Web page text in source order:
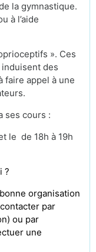
la gymnastique.
à l’aide
». Ces
des
faire appel à une
ses cours :
le de 18h à 19h
?
organisation
par
ou par
une